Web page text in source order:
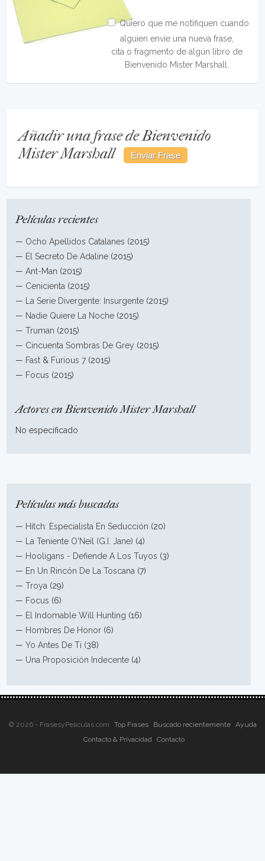
Quiero que me notifiquen cuando
alguien envíe una nueva frase,
cita o fragmento de algún libro de
Bienvenido Mister Marshall.
Añadir una frase de Bienvenido
Mister Marshall
Películas recientes
— Ocho Apellidos Catalanes (2015)
— El Secreto De Adaline (2015)
—Ant-Man (2015)
— Cenicienta (2015)
—
La Serie Divergente: Insurgente (2015)
— Nadie Quiere La Noche (2015)
—Truman (2015)
— Cincuenta Sombras De Grey (2015)
— Fast & Furious 7 (2015)
— Focus (2015)
Actores en Bienvenido Mister Marshall
No especificado
Películas más buscadas
— Hitch: Especialista En Seducción (20)
—
La Teniente O'Neil (G.I. Jane) (4)
— Hooligans - Defiende A Los Tuyos (3)
— En Un Rincón De La Toscana (7)
—Troya (29)
— Focus (6)
— El Indomable Will Hunting (16)
— Hombres De Honor (6)
—Yo Antes De Ti (38)
— Una Proposición Indecente (4)
© 2026 - FrasesyPeliculas.com Top Frases Buscado recientemente
Ayuda
Contacto & Privacidad
Contacto